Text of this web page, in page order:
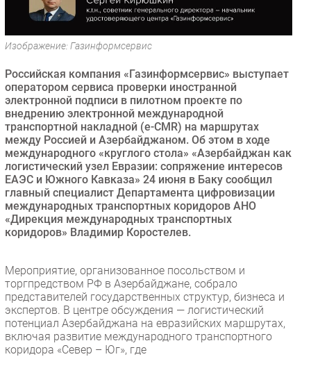
Безопасность
Инновации
Гаджеты
Здоровье
РАЗДЕЛЫ
Новости
Аналитика
Интервью
Мероприятия
Проекты
Тестовый стенд
Каталог компаний
Изображение: Газинформсервис
Российская компания «Газинформсервис» выступает
оператором сервиса проверки иностранной
электронной подписи в пилотном проекте по
внедрению электронной международной
транспортной накладной (e-CMR) на маршрутах
между Россией и Азербайджаном. Об этом в ходе
международного «круглого стола» «Азербайджан как
логистический узел Евразии: сопряжение интересов
ЕАЭС и Южного Кавказа» 24 июня в Баку сообщил
главный специалист Департамента цифровизации
международных транспортных коридоров АНО
«Дирекция международных транспортных
коридоров» Владимир Коростелев.
Мероприятие, организованное посольством и
торгпредством РФ в Азербайджане, собрало
представителей государственных структур, бизнеса и
экспертов. В центре обсуждения — логистический
потенциал Азербайджана на евразийских маршрутах,
включая развитие международного транспортного
коридора «Север – Юг», где